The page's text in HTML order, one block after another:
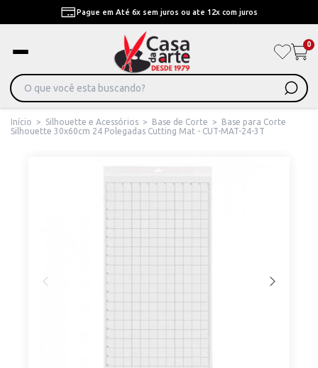
Pague em Até 6x sem juros ou ate 12x com juros
0
Início > Silhouette e Acessórios > Base de Corte >
Base para Corte
Silhouette 30x60cm 24 Polegadas Cutting Mat - CUT-MAT-24-3T